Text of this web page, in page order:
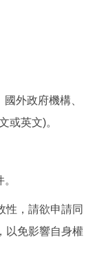
外政府機構、
或英文)。
性，請欲申請同
以免影響自身權